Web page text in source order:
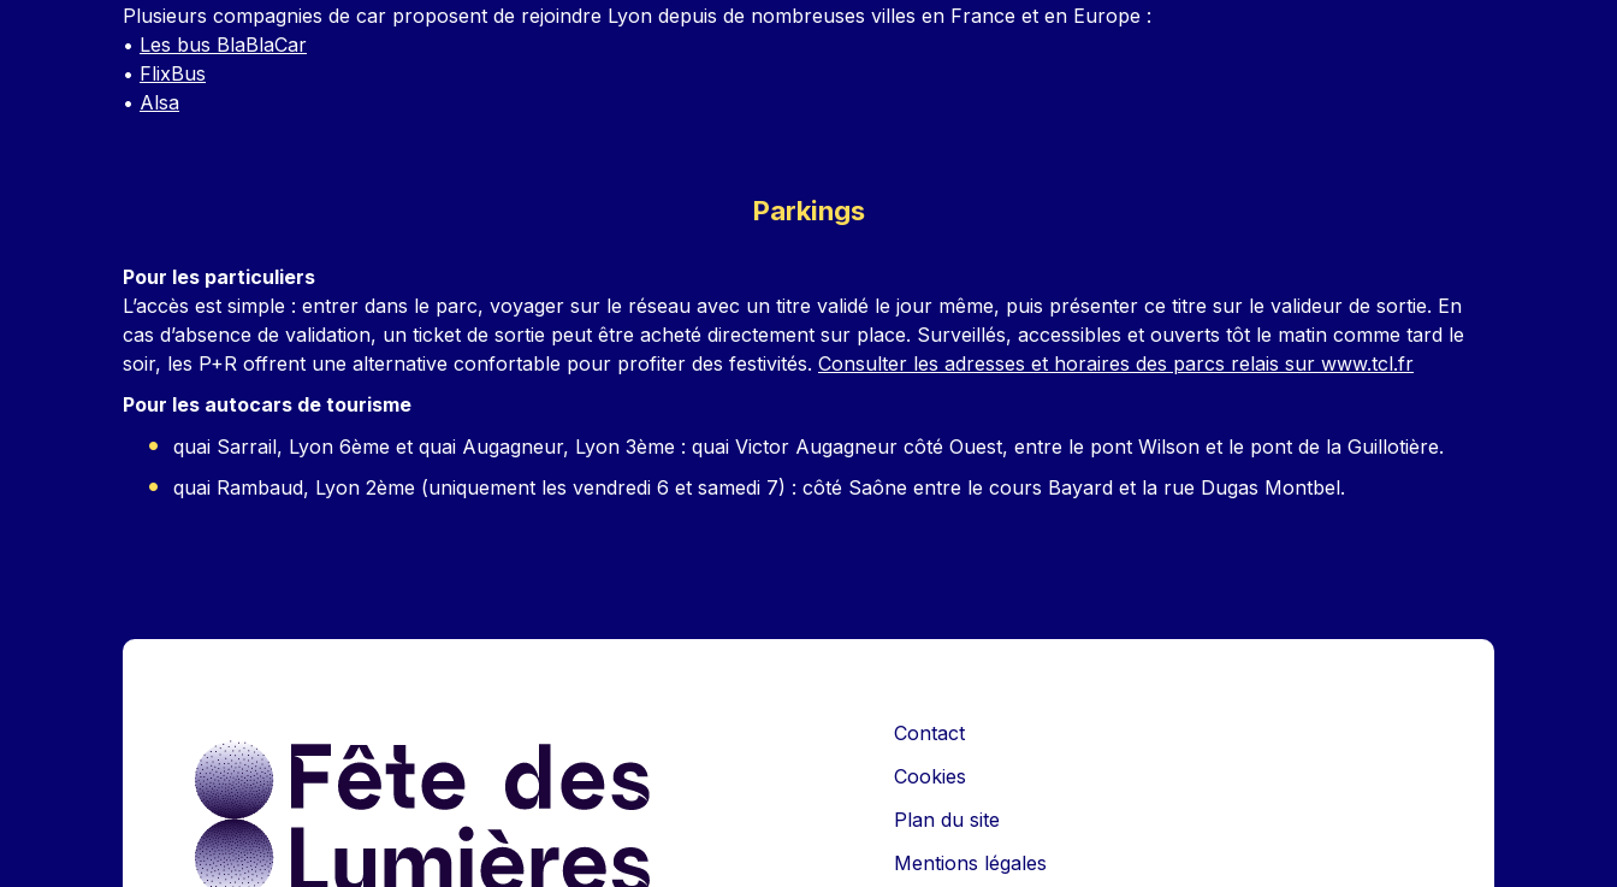
Plusieurs compagnies de car proposent de rejoindre Lyon depuis de nombreuses villes en France et en Europe :
• Les bus BlaBlaCar
• FlixBus
• Alsa
Parkings
Pour les particuliers
L’accès est simple : entrer dans le parc, voyager sur le réseau avec un titre validé le jour même, puis présenter ce titre sur le valideur de sortie. En
cas d’absence de validation, un ticket de sortie peut être acheté directement sur place. Surveillés, accessibles et ouverts tôt le matin comme tard le
soir, les P+R offrent une alternative confortable pour profiter des festivités. Consulter les adresses et horaires des parcs relais sur www.tcl.fr
Pour les autocars de tourisme
quai Sarrail, Lyon 6ème et quai Augagneur, Lyon 3ème : quai Victor Augagneur côté Ouest, entre le pont Wilson et le pont de la Guillotière.
quai Rambaud, Lyon 2ème (uniquement les vendredi 6 et samedi 7) : côté Saône entre le cours Bayard et la rue Dugas Montbel.
Contact
Cookies
Plan du site
Mentions légales